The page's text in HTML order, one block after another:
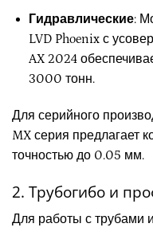
Гидравлические:
LVD Phoenix с
AX 2024
3000 тонн.
Для серийного
MX серия предлагает
точностью до 0.05 мм.
2. Трубогибо и
Для работы с трубами